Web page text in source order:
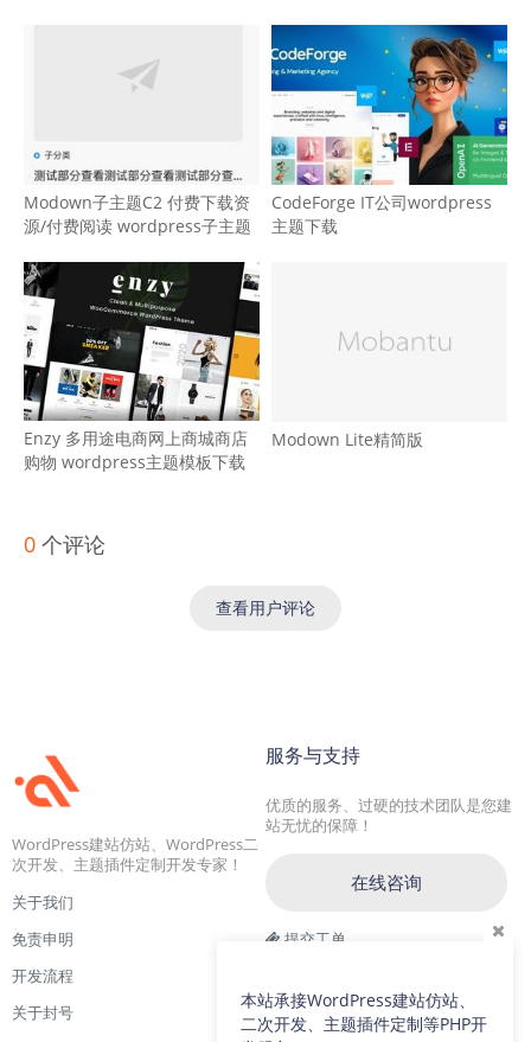
Modown子主题C2 付费下载资
源/付费阅读 wordpress子主题
CodeForge IT公司wordpress
主题下载
Enzy 多用途电商网上商城商店
购物 wordpress主题模板下载
Modown Lite精简版
0 个评论
查看用户评论
WordPress建站仿站、WordPress二
次开发、主题插件定制开发专家！
关于我们
免责申明
开发流程
关于封号
服务与支持
优质的服务、过硬的技术团队是您建
站无忧的保障！
在线咨询
提交工单
交流二群：64786792
本站承接WordPress建站仿站、
二次开发、主题插件定制等PHP开